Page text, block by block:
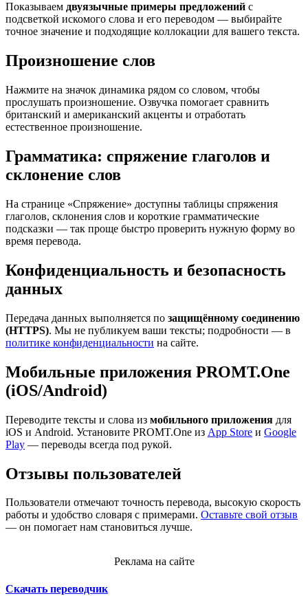
Показываем двуязычные примеры предложений с
подсветкой искомого слова и его переводом — выбирайте
точное значение и подходящие коллокации для вашего текста.
Произношение слов
Нажмите на значок динамика рядом со словом, чтобы
прослушать произношение. Озвучка помогает сравнить
британский и американский акценты и отработать
естественное произношение.
Грамматика: спряжение глаголов и
склонение слов
На странице «Спряжение» доступны таблицы спряжения
глаголов, склонения слов и короткие грамматические
подсказки — так проще быстро проверить нужную форму во
время перевода.
Конфиденциальность и безопасность
данных
Передача данных выполняется по защищённому соединению
(HTTPS). Мы не публикуем ваши тексты; подробности — в
политике конфиденциальности на сайте.
Мобильные приложения PROMT.One
(iOS/Android)
Переводите тексты и слова из мобильного приложения для
iOS и Android. Установите PROMT.One из App Store и Google
Play — переводы всегда под рукой.
Отзывы пользователей
Пользователи отмечают точность перевода, высокую скорость
работы и удобство словаря с примерами. Оставьте свой отзыв
— он помогает нам становиться лучше.